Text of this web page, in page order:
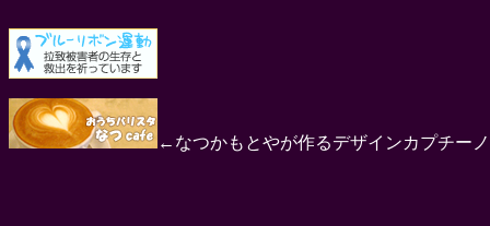
←なつかもとやが作るデザインカプチー